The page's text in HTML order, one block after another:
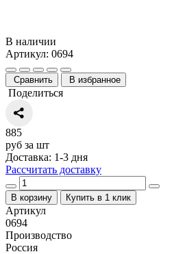
В наличии
Артикул: 0694
Сравнить В избранное
Поделиться
885
руб за шт
Доставка: 1-3 дня
Рассчитать доставку
В корзину Купить в 1 клик
Артикул
0694
Производство
Россия